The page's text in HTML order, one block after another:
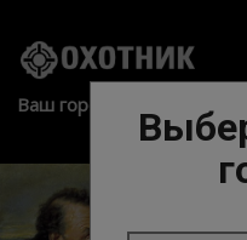
Ваш город: